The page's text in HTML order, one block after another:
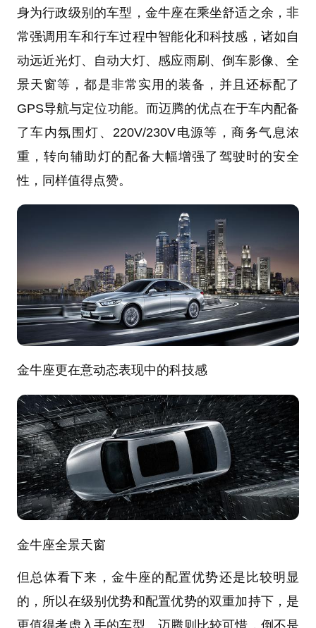
身为行政级别的车型，金牛座在乘坐舒适之余，非
常强调用车和行车过程中智能化和科技感，诸如自
动远近光灯、自动大灯、感应雨刷、倒车影像、全
景天窗等，都是非常实用的装备，并且还标配了
GPS导航与定位功能。而迈腾的优点在于车内配备
了车内氛围灯、220V/230V电源等，商务气息浓
重，转向辅助灯的配备大幅增强了驾驶时的安全
性，同样值得点赞。
金牛座更在意动态表现中的科技感
金牛座全景天窗
但总体看下来，金牛座的配置优势还是比较明显
的，所以在级别优势和配置优势的双重加持下，是
更值得考虑入手的车型。迈腾则比较可惜，倒不是